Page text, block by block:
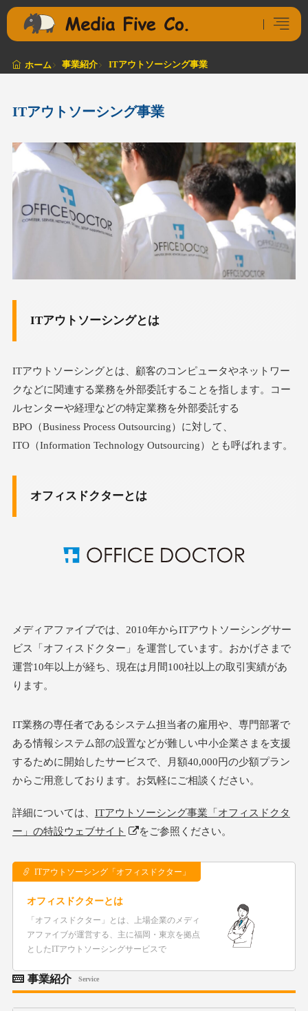
ホーム 事業紹介 ITアウトソーシング事業
ITアウトソーシング事業
ITアウトソーシングとは
ITアウトソーシングとは、顧客のコンピュータやネットワー
クなどに関連する業務を外部委託することを指します。コー
ルセンターや経理などの特定業務を外部委託する
BPO（Business Process Outsourcing）に対して、
ITO（Information Technology Outsourcing）とも呼ばれます。
オフィスドクターとは
メディアファイブでは、2010年からITアウトソーシングサー
ビス「オフィスドクター」を運営しています。おかげさまで
運営10年以上が経ち、現在は月間100社以上の取引実績があ
ります。
IT業務の専任者であるシステム担当者の雇用や、専門部署で
ある情報システム部の設置などが難しい中小企業さまを支援
するために開始したサービスで、月額40,000円の少額プラン
からご用意しております。お気軽にご相談ください。
詳細については、 ITアウトソーシング事業「オフィスドクタ
ー」の特設ウェブサイト
をご参照ください。
ITアウトソーシング「オフィスドクター」
オフィスドクターとは
「オフィスドクター」とは、上場企業のメディ
アファイブが運営する、主に福岡・東京を拠点
としたITアウトソーシングサービスで
事業紹介 Service